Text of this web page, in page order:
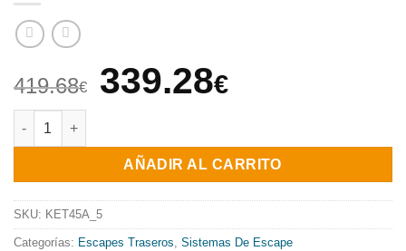
419.68€
El
original
era:
419.68€.
339.28€El
actual
es:
339.28€.
ESCAPE TRASERO INOXIDABLE / RENAULT 19 cantidad
AÑADIR AL CARRITO
SKU: KET45A_5
Categorías: Escapes Traseros, Sistemas De Escape